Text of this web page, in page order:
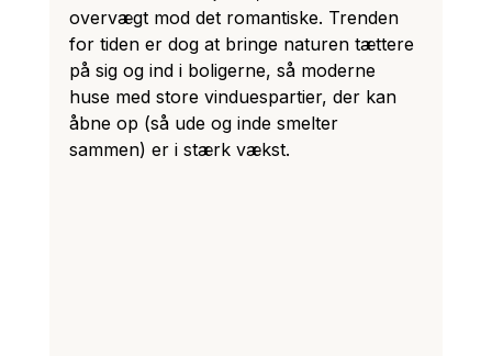
overvægt mod det romantiske. Trenden
for tiden er dog at bringe naturen tættere
på sig og ind i boligerne, så moderne
huse med store vinduespartier, der kan
åbne op (så ude og inde smelter
sammen) er i stærk vækst.